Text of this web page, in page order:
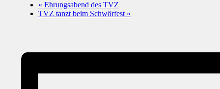
« Ehrungsabend des TVZ
TVZ tanzt beim Schwörfest »